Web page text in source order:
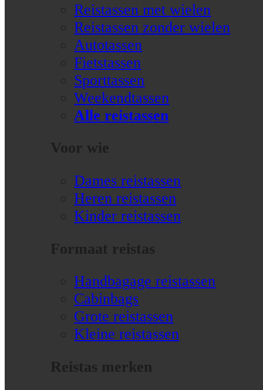
Reistassen met wielen
Reistassen zonder wielen
Autotassen
Fietstassen
Sporttassen
Weekendtassen
Alle reistassen
Voor wie
Dames reistassen
Heren reistassen
Kinder reistassen
Formaat reistas
Handbagage reistassen
Cabinbags
Grote reistassen
Kleine reistassen
Reistas merken